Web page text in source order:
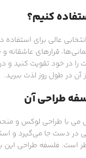
کنیم؟
عالی برای
قرارهای
را در خود تقویت کنید و
آن در طول روز لذت ببرید.
طراحی آن
با طراحی لوکس و
در دست جا می‌گیرد و
است. فلسفه طراحی این